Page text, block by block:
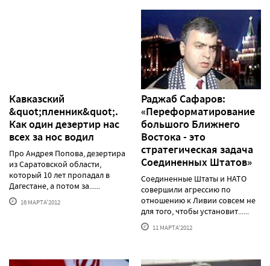
Кавказский
&quot;пленник&quot;.
Как один дезертир нас
всех за нос водил
Про Андрея Попова, дезертира
из Саратовской области,
который 10 лет пропадал в
Дагестане, а потом за......
16 МАРТА'2012
Раджаб Сафаров:
«Переформатирование
большого Ближнего
Востока - это
стратегическая задача
Соединенных Штатов»
Соединенные Штаты и НАТО
совершили агрессию по
отношению к Ливии совсем не
для того, чтобы установит......
11 МАРТА'2012